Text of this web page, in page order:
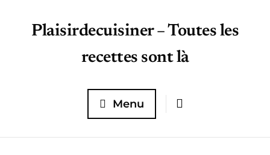
Plaisirdecuisiner – Toutes les
recettes sont là
Menu